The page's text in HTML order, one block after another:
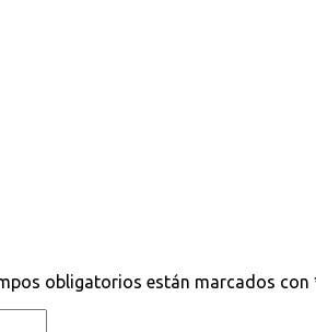
obligatorios están marcados con